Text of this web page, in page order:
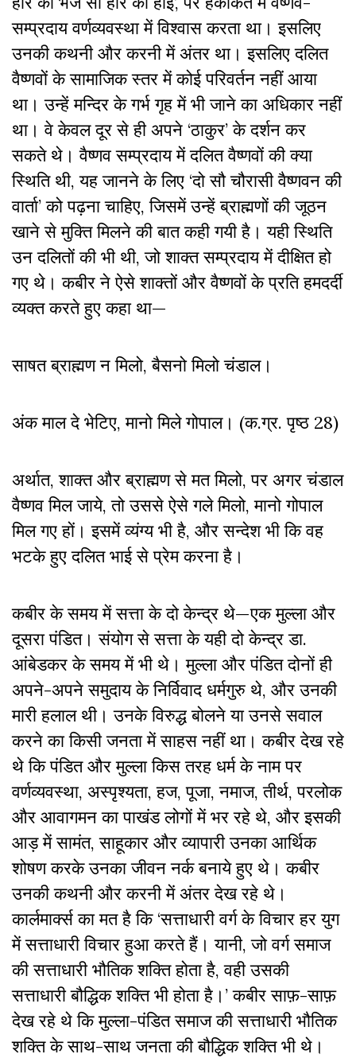
सम्प्रदाय वर्णव्यवस्था में विश्वास करता था। इसलिए
उनकी कथनी और करनी में अंतर था। इसलिए दलित
वैष्णवों के सामाजिक स्तर में कोई परिवर्तन नहीं आया
था। उन्हें मन्दिर के गर्भ गृह में भी जाने का अधिकार नहीं
था। वे केवल दूर से ही अपने ‘ठाकुर’ के दर्शन कर
सकते थे। वैष्णव सम्प्रदाय में दलित वैष्णवों की क्या
स्थिति थी, यह जानने के लिए ‘दो सौ चौरासी वैष्णवन की
वार्ता’ को पढ़ना चाहिए, जिसमें उन्हें ब्राह्मणों की जूठन
खाने से मुक्ति मिलने की बात कही गयी है। यही स्थिति
उन दलितों की भी थी, जो शाक्त सम्प्रदाय में दीक्षित हो
गए थे। कबीर ने ऐसे शाक्तों और वैष्णवों के प्रति हमदर्दी
व्यक्त करते हुए कहा था—
साषत ब्राह्मण न मिलो, बैसनो मिलो चंडाल।
अंक माल दे भेटिए, मानो मिले गोपाल। (क.ग्र. पृष्ठ 28)
अर्थात, शाक्त और ब्राह्मण से मत मिलो, पर अगर चंडाल
वैष्णव मिल जाये, तो उससे ऐसे गले मिलो, मानो गोपाल
मिल गए हों। इसमें व्यंग्य भी है, और सन्देश भी कि वह
भटके हुए दलित भाई से प्रेम करना है।
कबीर के समय में सत्ता के दो केन्द्र थे—एक मुल्ला और
दूसरा पंडित। संयोग से सत्ता के यही दो केन्द्र डा.
आंबेडकर के समय में भी थे। मुल्ला और पंडित दोनों ही
अपने-अपने समुदाय के निर्विवाद धर्मगुरु थे, और उनकी
मारी हलाल थी। उनके विरुद्ध बोलने या उनसे सवाल
करने का किसी जनता में साहस नहीं था। कबीर देख रहे
थे कि पंडित और मुल्ला किस तरह धर्म के नाम पर
वर्णव्यवस्था, अस्पृश्यता, हज, पूजा, नमाज, तीर्थ, परलोक
और आवागमन का पाखंड लोगों में भर रहे थे, और इसकी
आड़ में सामंत, साहूकार और व्यापारी उनका आर्थिक
शोषण करके उनका जीवन नर्क बनाये हुए थे। कबीर
उनकी कथनी और करनी में अंतर देख रहे थे।
कार्लमार्क्स का मत है कि ‘सत्ताधारी वर्ग के विचार हर युग
में सत्ताधारी विचार हुआ करते हैं। यानी, जो वर्ग समाज
की सत्ताधारी भौतिक शक्ति होता है, वही उसकी
सत्ताधारी बौद्धिक शक्ति भी होता है।’ कबीर साफ़-साफ़
देख रहे थे कि मुल्ला-पंडित समाज की सत्ताधारी भौतिक
शक्ति के साथ-साथ जनता की बौद्धिक शक्ति भी थे।